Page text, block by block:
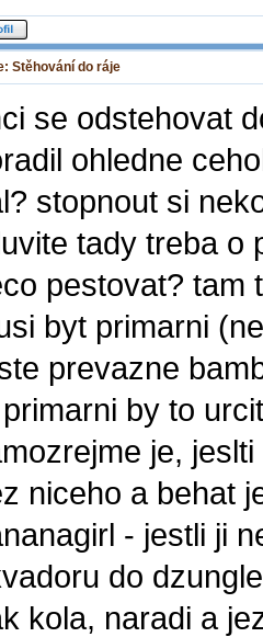
Stěhování do ráje
se odstehovat
ohledne
stopnout si
tady treba o
pestovat? tam
byt primarni
prevazne
by to
je,
niceho a behat
- jestli ji
do
kola, naradi a